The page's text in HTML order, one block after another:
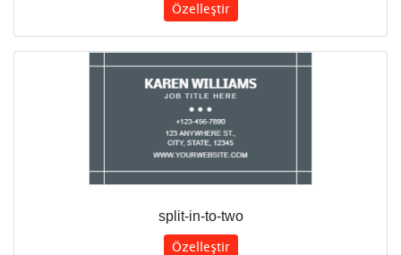
Özelleştir
split-in-to-two
Özelleştir